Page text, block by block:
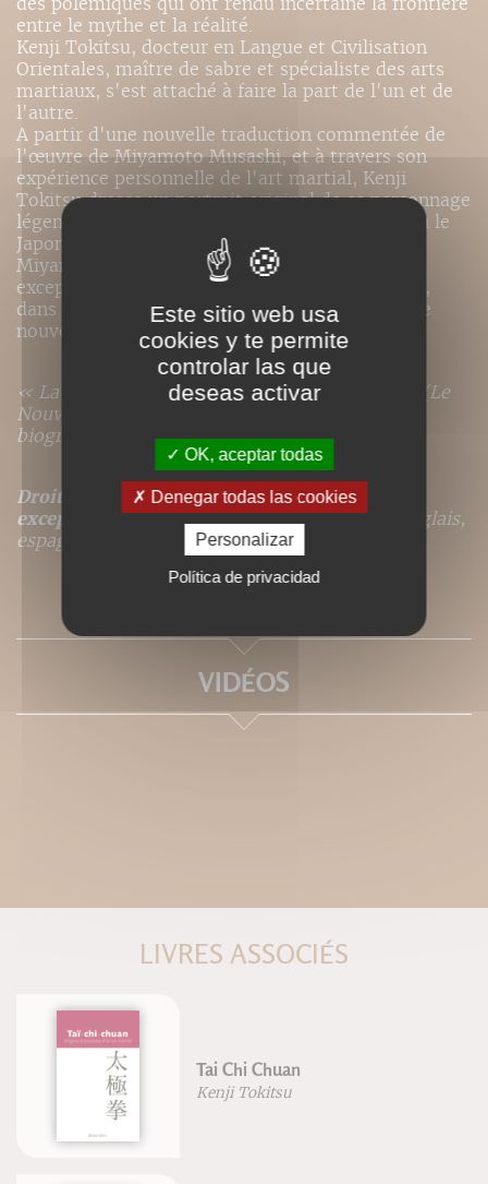
entre le mythe et la réalité.
Kenji Tokitsu, docteur en Langue et Civilisation
Orientales, maître de sabre et spécialiste des arts
martiaux, s'est attaché à faire la part de l'un et de
l'autre.
A partir d'une nouvelle traduction commentée de
l'œuvre de Miyamoto Musashi, et à travers son
expérience personnelle de l'art martial, Kenji
Tokitsu dresse un portrait original de ce personnage
légendaire, dont la vie se situe à une époque où le
Japon voit la fin des guerres féodales.
Miyamoto Musashi est l'histoire d'un guerrier
exceptionnel mais aussi celle des arts martiaux,
dans une société japonaise en train de vivre une
nouvelle page de son histoire.
« La meilleure traduction du Gorin-no-sho » (Le
Nouvel Observateur), avec appareil critique et
biographie de Musashi
Droits de traduction disponibles pour ce titre,
excepté
pour les langues suivantes : italien, anglais,
espagnol, tchèque.
VIDÉOS
LIVRES ASSOCIÉS
Tai Chi Chuan
Kenji Tokitsu
Este sitio web usa
cookies y te permite
controlar las que
deseas activar
OK, aceptar todas
Denegar todas las cookies
Personalizar
Política de privacidad